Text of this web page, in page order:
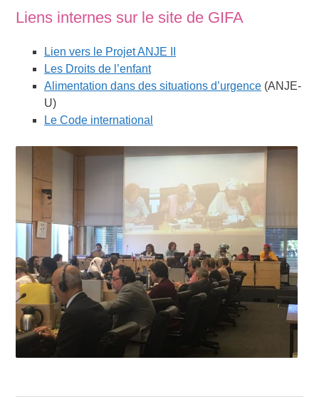
Liens internes sur le site de GIFA
Lien vers le Projet ANJE II
Les Droits de l’enfant
Alimentation dans des situations d’urgence (ANJE-
U)
Le Code international